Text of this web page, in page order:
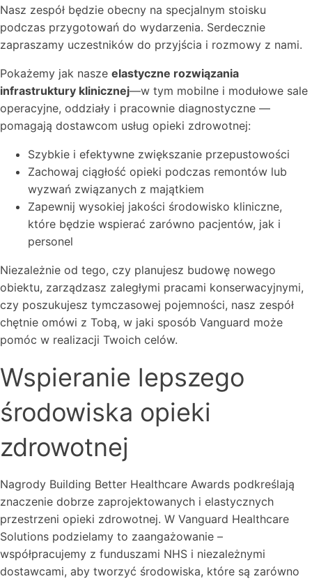
Nasz zespół będzie obecny na specjalnym stoisku
podczas przygotowań do wydarzenia. Serdecznie
zapraszamy uczestników do przyjścia i rozmowy z nami.
Pokażemy jak nasze elastyczne rozwiązania
infrastruktury klinicznej—w tym mobilne i modułowe sale
operacyjne, oddziały i pracownie diagnostyczne —
pomagają dostawcom usług opieki zdrowotnej:
Szybkie i efektywne zwiększanie przepustowości
Zachowaj ciągłość opieki podczas remontów lub
wyzwań związanych z majątkiem
Zapewnij wysokiej jakości środowisko kliniczne,
które będzie wspierać zarówno pacjentów, jak i
personel
Niezależnie od tego, czy planujesz budowę nowego
obiektu, zarządzasz zaległymi pracami konserwacyjnymi,
czy poszukujesz tymczasowej pojemności, nasz zespół
chętnie omówi z Tobą, w jaki sposób Vanguard może
pomóc w realizacji Twoich celów.
Wspieranie lepszego
środowiska opieki
zdrowotnej
Nagrody Building Better Healthcare Awards podkreślają
znaczenie dobrze zaprojektowanych i elastycznych
przestrzeni opieki zdrowotnej. W Vanguard Healthcare
Solutions podzielamy to zaangażowanie –
współpracujemy z funduszami NHS i niezależnymi
dostawcami, aby tworzyć środowiska, które są zarówno